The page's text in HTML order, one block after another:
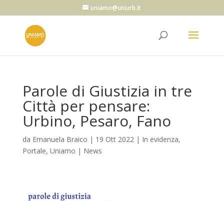
uniamo@uniurb.it
Parole di Giustizia in tre
Città per pensare:
Urbino, Pesaro, Fano
da Emanuela Braico | 19 Ott 2022| In evidenza,
Portale, Uniamo | News